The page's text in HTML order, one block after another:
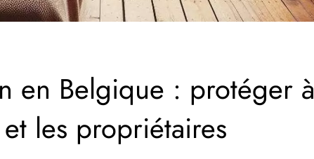
en Belgique : protéger à
les propriétaires